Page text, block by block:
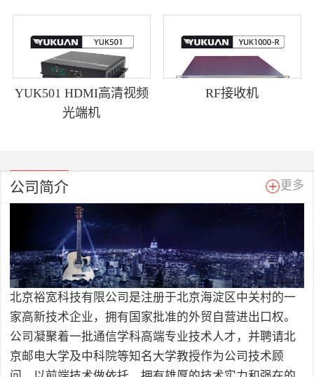
YUK501 HDMI高清视频
光端机
RF接收机
公司简介 更多
北京裕宽科技有限公司是注册于北京海淀区中关村的一
家高新技术企业，拥有国家批准的外贸自营进出口权。
公司凝聚着一批通信学科高端专业技术人才，并聘请北
京邮电大学及中科院等知名大学教授作为公司技术顾